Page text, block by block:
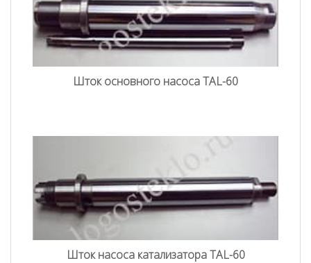
Шток основного насоса TAL-60
Шток насоса катализатора TAL-60